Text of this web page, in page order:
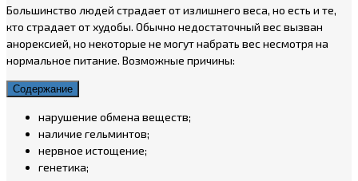
Большинство людей страдает от излишнего веса, но есть и те,
кто страдает от худобы. Обычно недостаточный вес вызван
анорексией, но некоторые не могут набрать вес несмотря на
нормальное питание. Возможные причины:
Содержание
нарушение обмена веществ;
наличие гельминтов;
нервное истощение;
генетика;